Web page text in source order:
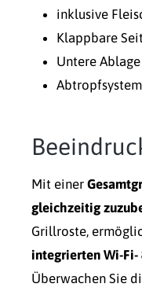
inklusive
Klappbare
Untere
Mit einer
gleichzeitig
Grillroste,
integrierten Wi-
Überwachen Sie